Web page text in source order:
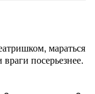
мараться
посерьезнее.